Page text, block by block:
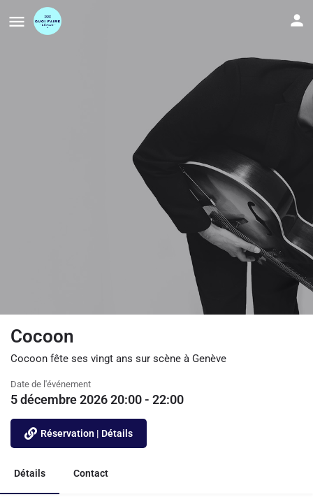
Cocoon
Cocoon fête ses vingt ans sur scène à Genève
Date de l'événement
5 décembre 2026 20:00 - 22:00
Réservation | Détails
Détails Contact